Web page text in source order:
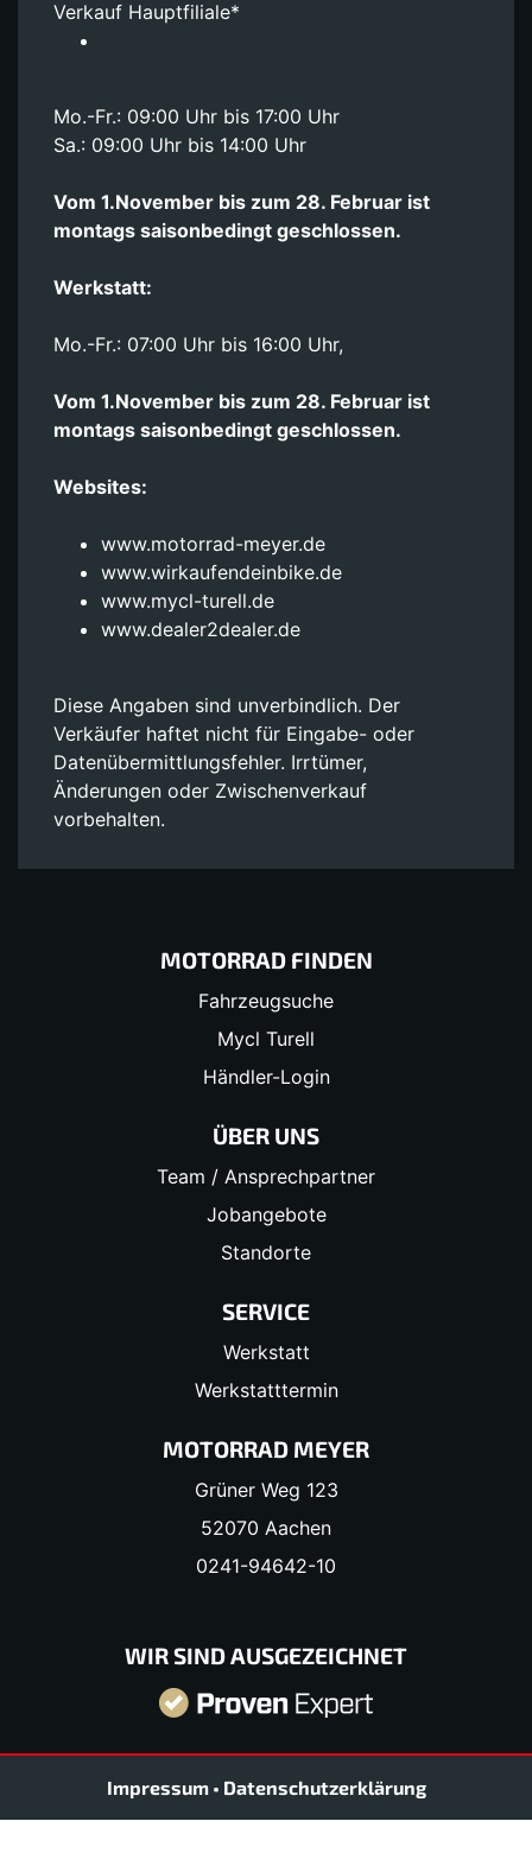
Verkauf Hauptfiliale*
Mo.-Fr.: 09:00 Uhr bis 17:00 Uhr
Sa.: 09:00 Uhr bis 14:00 Uhr
Vom 1.November bis zum 28. Februar ist
montags saisonbedingt geschlossen.
Werkstatt:
Mo.-Fr.: 07:00 Uhr bis 16:00 Uhr,
Vom 1.November bis zum 28. Februar ist
montags saisonbedingt geschlossen.
Websites:
www.motorrad-meyer.de
www.wirkaufendeinbike.de
www.mycl-turell.de
www.dealer2dealer.de
Diese Angaben sind unverbindlich. Der
Verkäufer haftet nicht für Eingabe- oder
Datenübermittlungsfehler. Irrtümer,
Änderungen oder Zwischenverkauf
vorbehalten.
MOTORRAD FINDEN
Fahrzeugsuche
Mycl Turell
Händler-Login
ÜBER UNS
Team / Ansprechpartner
Jobangebote
Standorte
SERVICE
Werkstatt
Werkstatttermin
MOTORRAD MEYER
Grüner Weg 123
52070 Aachen
0241-94642-10
WIR SIND AUSGEZEICHNET
Impressum • Datenschutzerklärung